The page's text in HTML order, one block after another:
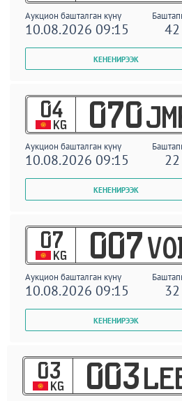
Аукцион башталган күнү
10.08.2026 09:15
04
KG 070
Аукцион башталган күнү
10.08.2026 09:15
07
KG 007
Аукцион башталган күнү
10.08.2026 09:15
03
KG 003